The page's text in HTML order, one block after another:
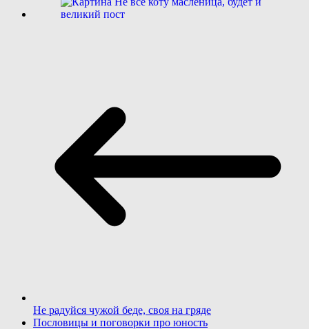
Не радуйся чужой беде, своя на гряде
Пословицы и поговорки про юность